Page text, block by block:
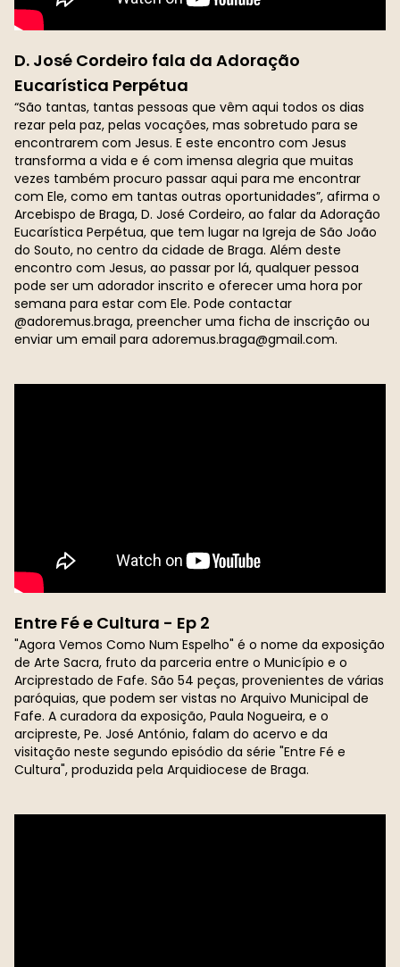
D. José Cordeiro fala da Adoração
Eucarística Perpétua
“São tantas, tantas pessoas que vêm aqui todos os dias
rezar pela paz, pelas vocações, mas sobretudo para se
encontrarem com Jesus. E este encontro com Jesus
transforma a vida e é com imensa alegria que muitas
vezes também procuro passar aqui para me encontrar
com Ele, como em tantas outras oportunidades”, afirma o
Arcebispo de Braga, D. José Cordeiro, ao falar da Adoração
Eucarística Perpétua, que tem lugar na Igreja de São João
do Souto, no centro da cidade de Braga. Além deste
encontro com Jesus, ao passar por lá, qualquer pessoa
pode ser um adorador inscrito e oferecer uma hora por
semana para estar com Ele. Pode contactar
@adoremus.braga, preencher uma ficha de inscrição ou
enviar um email para adoremus.braga@gmail.com.
Entre Fé e Cultura - Ep 2
"Agora Vemos Como Num Espelho" é o nome da exposição
de Arte Sacra, fruto da parceria entre o Município e o
Arciprestado de Fafe. São 54 peças, provenientes de várias
paróquias, que podem ser vistas no Arquivo Municipal de
Fafe. A curadora da exposição, Paula Nogueira, e o
arcipreste, Pe. José António, falam do acervo e da
visitação neste segundo episódio da série "Entre Fé e
Cultura", produzida pela Arquidiocese de Braga.